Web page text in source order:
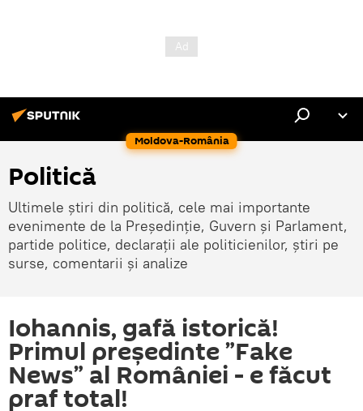
Moldova-România
Politică
Ultimele știri din politică, cele mai importante
evenimente de la Președinție, Guvern și Parlament,
partide politice, declarații ale politicienilor, știri pe
surse, comentarii și analize
Iohannis, gafă istorică!
Primul președinte ”Fake
News” al României - e făcut
praf total!